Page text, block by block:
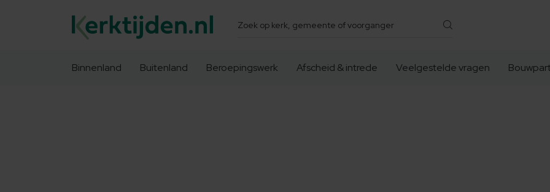
Zoeken
Binnenland Buitenland Beroepingswerk Afscheid & intrede Veelgestelde vragen